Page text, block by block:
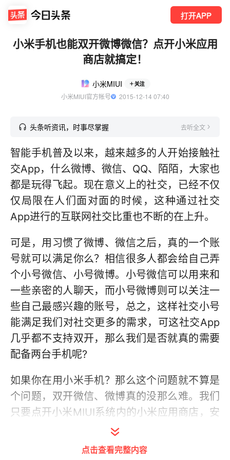
打开APP
小米手机也能双开微博微信？点开小米应用
商店就搞定！
小米MIUI 关注
小米MIUI官方帐号
  2015-12-14 07:40
头条听资讯，时事尽掌握 去听全文
智能手机普及以来，越来越多的人开始接触社
交App，什么微博、微信、QQ、陌陌，大家也
都是玩得飞起。现在意义上的社交，已经不仅
仅局限在人们面对面的时候，这种通过社交
App进行的互联网社交比重也不断的在上升。
可是，用习惯了微博、微信之后，真的一个账
号就可以满足你么？相信很多人都会给自己弄
个小号微信、小号微博。小号微信可以用来和
一些亲密的人聊天，而小号微博则可以关注一
些自己最感兴趣的账号，总之，这样社交小号
能满足我们对社交更多的需求，可这社交App
几乎都不支持双开，那么我们是否就真的需要
配备两台手机呢?
如果你在用小米手机？那么这个问题就不算是
个问题，双开微信、微博真的没那么难。我们
只要点开小米MIUI系统内的小米应用商店，安
装一款应用就能搞定！下面我们就一起来看
看，到底应该怎么做吧？
点击查看完整内容